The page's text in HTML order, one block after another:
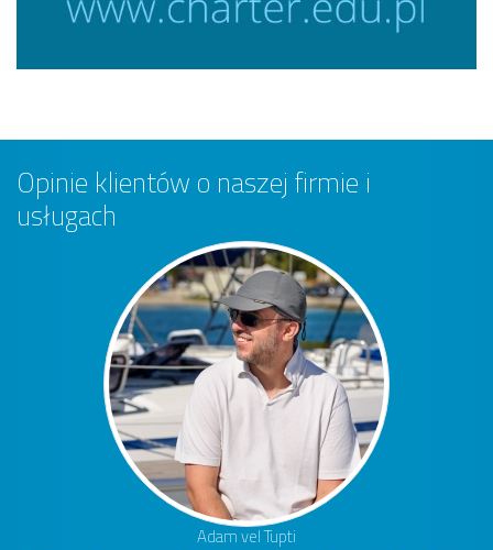
Opinie klientów o naszej firmie i
usługach
Adam vel Tupti